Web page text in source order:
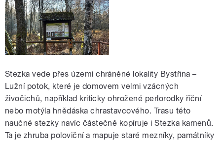
Stezka vede přes území chráněné lokality Bystřina –
Lužní potok, které je domovem velmi vzácných
živočichů, například kriticky ohrožené perlorodky říční
nebo motýla hnědáska chrastavcového. Trasu této
naučné stezky navíc částečně kopíruje i Stezka kamenů.
Ta je zhruba poloviční a mapuje staré mezníky, památníky